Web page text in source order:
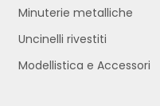
Minuterie metalliche
Uncinelli rivestiti
Modellistica e Accessori